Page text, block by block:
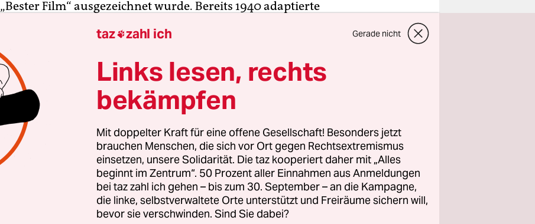
Film“ ausgezeichnet wurde. Bereits 1940 adaptierte
lesbischen Subtext ihres bekanntesten Romans aufgriff,
Schwarz-Weiß-Film Teil des queeren Kanons und ist es bis
des LGBTQ-Kosmos schaffte es keine der
Adaptionen, aus Hitchcocks Schatten hervorzutreten .
noch eine Verfilmung? Bereitsetablierter Stoff scheint aus
ein Garant für mehr Abon­nen­t*in­nen-Bindung zu sein.
könnte zumindest in Großbritannien aufgehen, wo die
wesentlich bekannter ist als hierzulande. Man muss auch
für „Rebecca“ mitbringen, um Zugang zu Regisseur
taz zahl ich Gerade nicht
Links lesen, rechts
bekämpfen
Mit doppelter Kraft für eine offene Gesellschaft! Besonders jetzt
brauchen Menschen, die sich vor Ort gegen Rechtsextremismus
einsetzen, unsere Solidarität. Die taz kooperiert daher mit „Alles
beginnt im Zentrum“. 50 Prozent aller Einnahmen aus Anmeldungen
bei taz zahl ich gehen – bis zum 30. September – an die Kampagne,
die linke, selbstverwaltete Orte unterstützt und Freiräume sichern will,
bevor sie verschwinden. Sind Sie dabei?